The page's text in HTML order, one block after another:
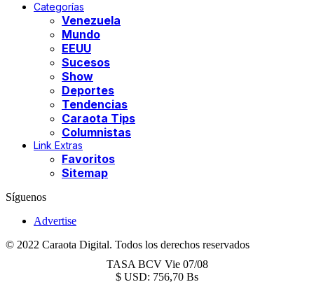
Categorías
Venezuela
Mundo
EEUU
Sucesos
Show
Deportes
Tendencias
Caraota Tips
Columnistas
Link Extras
Favoritos
Sitemap
Síguenos
Advertise
© 2022 Caraota Digital. Todos los derechos reservados
TASA BCV Vie 07/08
$ USD: 756,70 Bs